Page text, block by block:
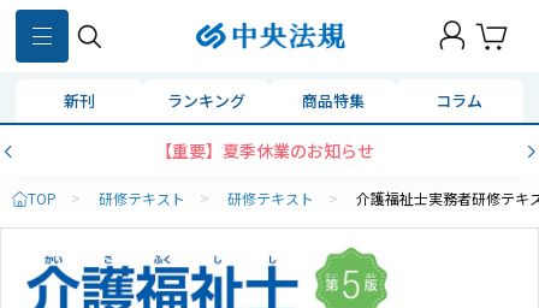
新刊 ランキング 商品特集 コラム
【重要】夏季休業のお知らせ
TOP > 研修テキスト > 研修テキスト > 介護福祉士実務者研修テ